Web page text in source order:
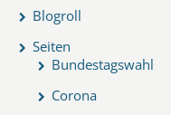
Blogroll
Seiten
Bundestagswahl
Corona